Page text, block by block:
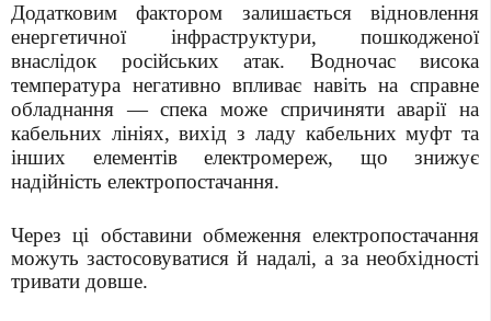
Додатковим фактором залишається відновлення
енергетичної інфраструктури, пошкодженої
внаслідок російських атак. Водночас висока
температура негативно впливає навіть на справне
обладнання — спека може спричиняти аварії на
кабельних лініях, вихід з ладу кабельних муфт та
інших елементів електромереж, що знижує
надійність електропостачання.
Через ці обставини обмеження електропостачання
можуть застосовуватися й надалі, а за необхідності
тривати довше.